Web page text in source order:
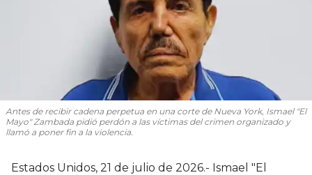
Antes de recibir cadena perpetua en una corte de Nueva York, Ismael "El
Mayo" Zambada pidió perdón a las víctimas del crimen organizado y
llamó a poner fin a la violencia.
Estados Unidos, 21 de julio de 2026.- Ismael "El